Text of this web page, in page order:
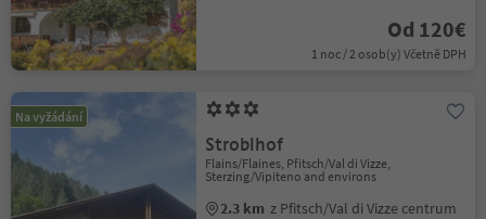
Od 120€
1 noc / 2 osob(y) Včetně DPH
Na vyžádání
Stroblhof
Flains/Flaines, Pfitsch/Val di Vizze,
Sterzing/Vipiteno and environs
2.3 km z Pfitsch/Val di Vizze centrum